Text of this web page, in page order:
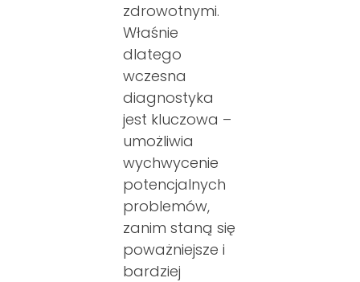
zdrowotnymi.
Właśnie
dlatego
wczesna
diagnostyka
jest kluczowa –
umożliwia
wychwycenie
potencjalnych
problemów,
zanim staną się
poważniejsze i
bardziej